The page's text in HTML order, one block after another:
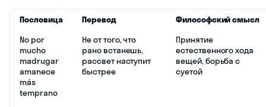
Пословица Перевод
Философский смысл
No por
mucho
madrugar
amanece
más
temprano
Не от того, что
рано встанешь,
рассвет наступит
быстрее
Принятие
естественного хода
вещей, борьба с
суетой